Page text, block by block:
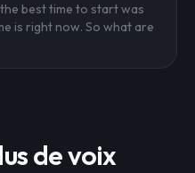
best time to start was
is right now. So what are
de voix